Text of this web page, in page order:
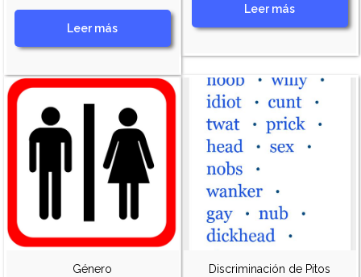
Leer más
Leer más
Género Discriminación de Pitos